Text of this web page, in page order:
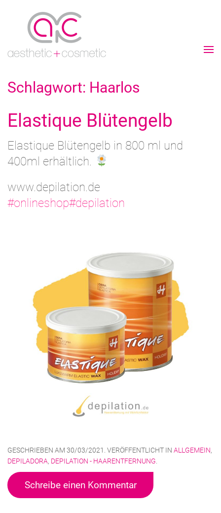
Schlagwort: Haarlos
Elastique Blütengelb
Elastique Blütengelb in 800 ml und
400ml erhältlich.
www.depilation.de
#onlineshop#depilation
GESCHRIEBEN AM 30/03/2021 . VERÖFFENTLICHT IN ALLGEMEIN,
DEPILADORA, DEPILATION - HAARENTFERNUNG
Schreibe einen Kommentar